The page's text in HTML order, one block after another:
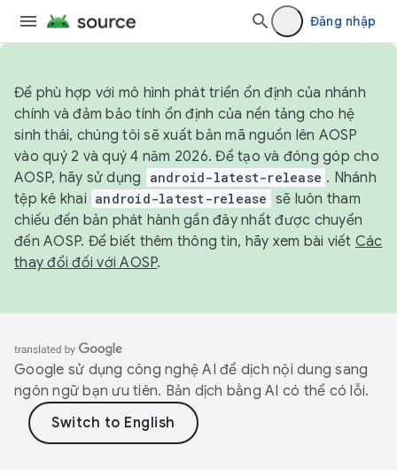
Đăng nhập
Để phù hợp với mô hình phát triển ổn định của nhánh
chính và đảm bảo tính ổn định của nền tảng cho hệ
sinh thái, chúng tôi sẽ xuất bản mã nguồn lên AOSP
vào quý 2 và quý 4 năm 2026. Để tạo và đóng góp cho
AOSP, hãy sử dụng
android-latest-release . Nhánh
tệp kê khai android-latest-release sẽ luôn tham
chiếu đến bản phát hành gần đây nhất được chuyển
đến AOSP. Để biết thêm thông tin, hãy xem bài viết Các
thay đổi đối với AOSP.
Google sử dụng công nghệ AI để dịch nội dung sang
ngôn ngữ bạn ưu tiên. Bản dịch bằng AI có thể có lỗi.